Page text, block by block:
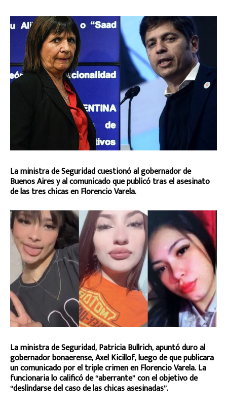
La ministra de Seguridad cuestionó al gobernador de
Buenos Aires y al comunicado que publicó tras el asesinato
de las tres chicas en Florencio Varela.
La ministra de Seguridad, Patricia Bullrich, apuntó duro al
gobernador bonaerense, Axel Kicillof, luego de que publicara
un comunicado por el triple crimen en Florencio Varela. La
funcionaria lo calificó de “aberrante” con el objetivo de
“deslindarse del caso de las chicas asesinadas”.